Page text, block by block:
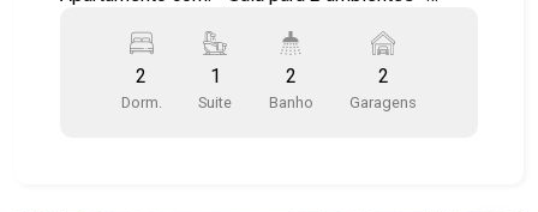
Aquecedor a gás - Área de serviço Lazer com: -
Piscina - Churrasqueira - Playground - Sala de
ginástica - Salão de festas - Salão de jogos
2
Dorm.
1
Suite
2
Banho
2
Garagens